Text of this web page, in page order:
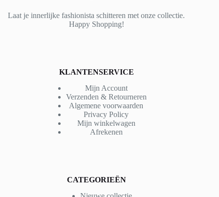
Laat je innerlijke fashionista schitteren met onze collectie.
Happy Shopping!
KLANTENSERVICE
Mijn Account
Verzenden & Retourneren
Algemene voorwaarden
Privacy Policy
Mijn winkelwagen
Afrekenen
CATEGORIEËN